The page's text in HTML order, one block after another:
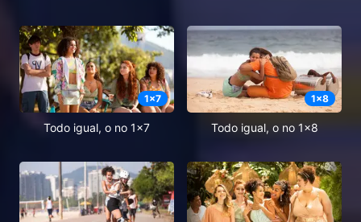
1x7
Todo igual, o no 1x7
1x8
Todo igual, o no 1x8